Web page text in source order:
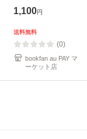
1,100円
送料無料
(0)
bookfan au PAY マ
ーケット店